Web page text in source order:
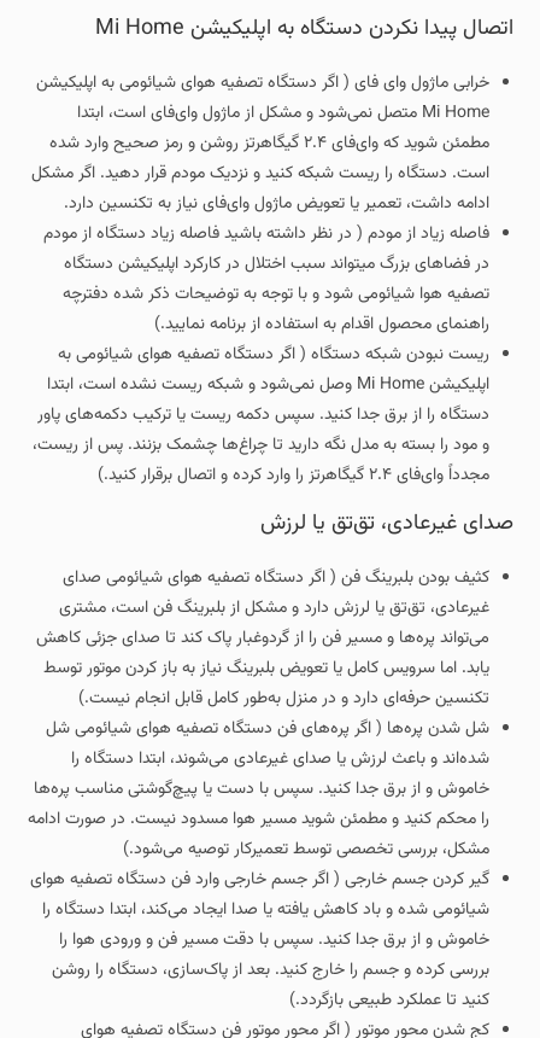
اتصال پیدا نکردن دستگاه به اپلیکیشن Mi Home
خرابی ماژول وای‌ فای ( اگر دستگاه تصفیه هوای شیائومی به اپلیکیشن
Mi Home متصل نمی‌شود و مشکل از ماژول وای‌فای است، ابتدا
مطمئن شوید که وای‌فای ۲.۴ گیگاهرتز روشن و رمز صحیح وارد شده
است. دستگاه را ریست شبکه کنید و نزدیک مودم قرار دهید. اگر مشکل
ادامه داشت، تعمیر یا تعویض ماژول وای‌فای نیاز به تکنسین دارد.
فاصله زیاد از مودم ( در نظر داشته باشید فاصله زیاد دستگاه از مودم
در فضاهای بزرگ میتواند سبب اختلال در کارکرد اپلیکیشن دستگاه
تصفیه هوا شیائومی شود و با توجه به توضیحات ذکر شده دفترچه
راهنمای محصول اقدام به استفاده از برنامه نمایید.)
ریست نبودن شبکه دستگاه ( اگر دستگاه تصفیه هوای شیائومی به
اپلیکیشن Mi Home وصل نمی‌شود و شبکه ریست نشده است، ابتدا
دستگاه را از برق جدا کنید. سپس دکمه ریست یا ترکیب دکمه‌های پاور
و مود را بسته به مدل نگه دارید تا چراغ‌ها چشمک بزنند. پس از ریست،
مجدداً وای‌فای ۲.۴ گیگاهرتز را وارد کرده و اتصال برقرار کنید.)
صدای غیرعادی، تق‌تق یا لرزش
کثیف بودن بلبرینگ فن ( اگر دستگاه تصفیه هوای شیائومی صدای
غیرعادی، تق‌تق یا لرزش دارد و مشکل از بلبرینگ فن است، مشتری
می‌تواند پره‌ها و مسیر فن را از گردوغبار پاک کند تا صدای جزئی کاهش
یابد. اما سرویس کامل یا تعویض بلبرینگ نیاز به باز کردن موتور توسط
تکنسین حرفه‌ای دارد و در منزل به‌طور کامل قابل انجام نیست.)
شل شدن پره‌ها ( اگر پره‌های فن دستگاه تصفیه هوای شیائومی شل
شده‌اند و باعث لرزش یا صدای غیرعادی می‌شوند، ابتدا دستگاه را
خاموش و از برق جدا کنید. سپس با دست یا پیچ‌گوشتی مناسب پره‌ها
را محکم کنید و مطمئن شوید مسیر هوا مسدود نیست. در صورت ادامه
مشکل، بررسی تخصصی توسط تعمیرکار توصیه می‌شود.)
گیر کردن جسم خارجی ( اگر جسم خارجی وارد فن دستگاه تصفیه هوای
شیائومی شده و باد کاهش یافته یا صدا ایجاد می‌کند، ابتدا دستگاه را
خاموش و از برق جدا کنید. سپس با دقت مسیر فن و ورودی هوا را
بررسی کرده و جسم را خارج کنید. بعد از پاک‌سازی، دستگاه را روشن
کنید تا عملکرد طبیعی بازگردد.)
کج شدن محور موتور ( اگر محور موتور فن دستگاه تصفیه هوای